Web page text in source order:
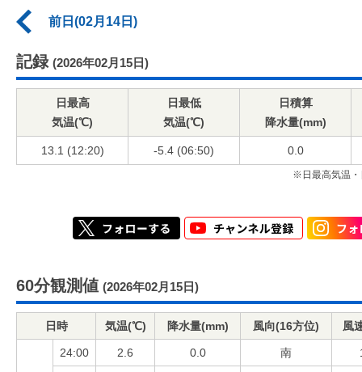
前日(02月14日)
記録 (2026年02月15日)
日最高
気温(℃)
日最低
気温(℃)
日積算
降水量(mm)
13.1 (12:20) -5.4 (06:50) 0.0
※日最高気温・
60分観測値 (2026年02月15日)
日時 気温(℃) 降水量(mm) 風向(16方位) 風
24:00 2.6 0.0 南